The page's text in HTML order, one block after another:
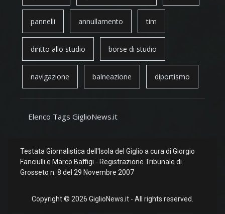
pannelli annullamento tim
diritto allo studio borse di studio
navigazione balneazione diportismo
Elenco Tags GiglioNews.it
Testata Giornalistica dell'Isola del Giglio a cura di Giorgio
Fanciulli e Marco Baffigi - Registrazione Tribunale di
Grosseto n. 8 del 29 Novembre 2007
Copyright © 2026 GiglioNews.it - All rights reserved.